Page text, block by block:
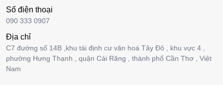
Số điện thoại
090 333 0907
Địa chỉ
C7 đường số 14B ,khu tái định cư văn hoá Tây Đô , khu vực 4 ,
phường Hưng Thạnh , quận Cái Răng , thành phố Cần Thơ , Việt
Nam